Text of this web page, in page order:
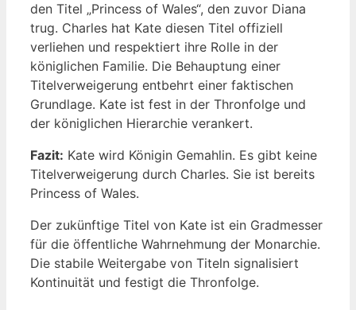
den Titel „Princess of Wales“, den zuvor Diana
trug. Charles hat Kate diesen Titel offiziell
verliehen und respektiert ihre Rolle in der
königlichen Familie. Die Behauptung einer
Titelverweigerung entbehrt einer faktischen
Grundlage. Kate ist fest in der Thronfolge und
der königlichen Hierarchie verankert.
Fazit: Kate wird Königin Gemahlin. Es gibt keine
Titelverweigerung durch Charles. Sie ist bereits
Princess of Wales.
Der zukünftige Titel von Kate ist ein Gradmesser
für die öffentliche Wahrnehmung der Monarchie.
Die stabile Weitergabe von Titeln signalisiert
Kontinuität und festigt die Thronfolge.